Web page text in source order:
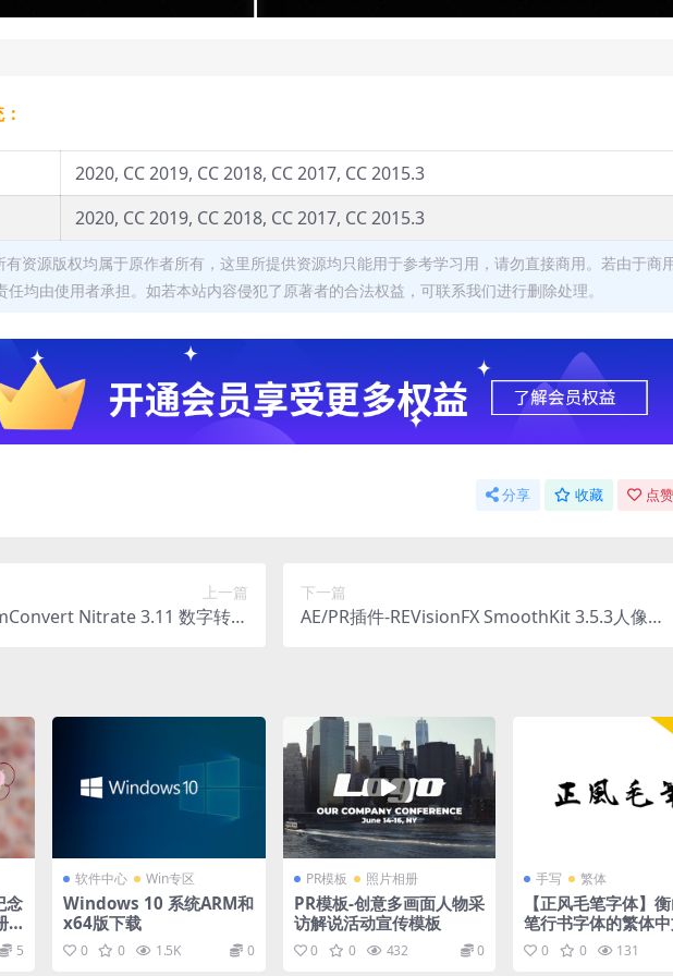
2020, CC 2019, CC 2018, CC 2017, CC 2015.3
2020, CC 2019, CC 2018, CC 2017, CC 2015.3
资源版权均属于原作者所有，这里所提供资源均只能用于参考学习用，请勿直接商用。若由于商
任均由使用者承担。如若本站内容侵犯了原著者的合法权益，可联系我们进行删除处理。
分享 收藏 点
上一篇
Nitrate 3.11 数字转胶
下一篇
AE/PR插件-REVisionFX SmoothKit 3.5.3人像皮
念
5
软件中心 Win专区
Windows 10 系统ARM和
x64版下载
0 0 1.5K 0
PR模板 照片相册
PR模板-创意多画面人物采
访解说活动宣传模板
0 0 432 0
手写 繁体
【正风毛笔字体】
笔行书字体的繁体
字计划
0 0 131